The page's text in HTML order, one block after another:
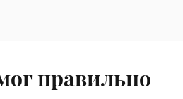
правильно